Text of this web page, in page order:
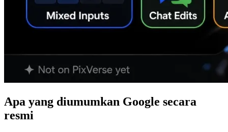
Apa yang diumumkan Google secara
resmi